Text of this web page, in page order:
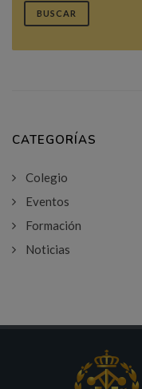
BUSCAR
CATEGORÍAS
Colegio
Eventos
Formación
Noticias